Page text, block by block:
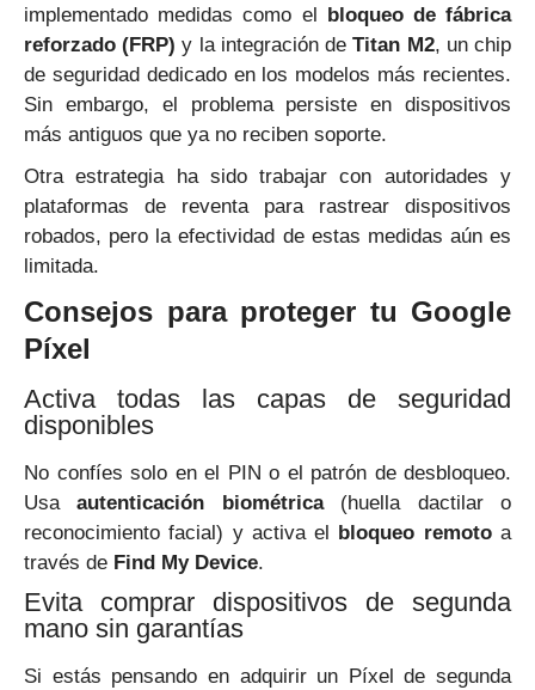
implementado medidas como el
bloqueo de fábrica
reforzado (FRP) y la integración deTitan M2, un chip
de seguridad dedicado en los modelos más recientes.
Sin embargo, el problema persiste en dispositivos
más antiguos que ya no reciben soporte.
Otra estrategia ha sido trabajar con autoridades y
plataformas de reventa para rastrear dispositivos
robados, pero la efectividad de estas medidas aún es
limitada.
Consejos para proteger tu Google
Píxel
Activa todas las capas de seguridad
disponibles
No confíes solo en el PIN o el patrón de desbloqueo.
Usaautenticación biométrica(huella dactilar o
reconocimiento facial) y activa el
bloqueo remotoa
través de Find My Device.
Evita comprar dispositivos de segunda
mano sin garantías
Si estás pensando en adquirir un Píxel de segunda